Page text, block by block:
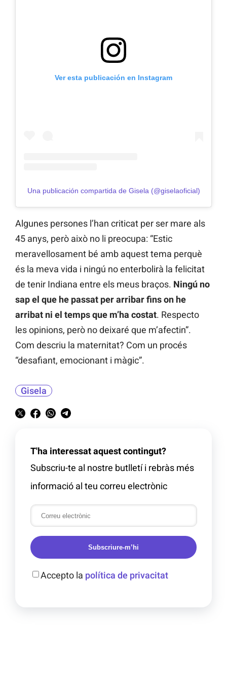
Ver esta publicación en Instagram
Una publicación compartida de Gisela (@giselaoficial)
Algunes persones l’han criticat per ser mare als
45 anys, però això no li preocupa: “Estic
meravellosament bé amb aquest tema perquè
és la meva vida i ningú no enterbolirà la felicitat
de tenir Indiana entre els meus braços. Ningú no
sap el que he passat per arribar fins on he
arribat ni el temps que m’ha costat. Respecto
les opinions, però no deixaré que m’afectin”.
Com descriu la maternitat? Com un procés
“desafiant, emocionant i màgic”.
Gisela
T'ha interessat aquest contingut?
Subscriu-te al nostre butlletí i rebràs més
informació al teu correu electrònic
Subscriure-m’hi
Accepto la política de privacitat